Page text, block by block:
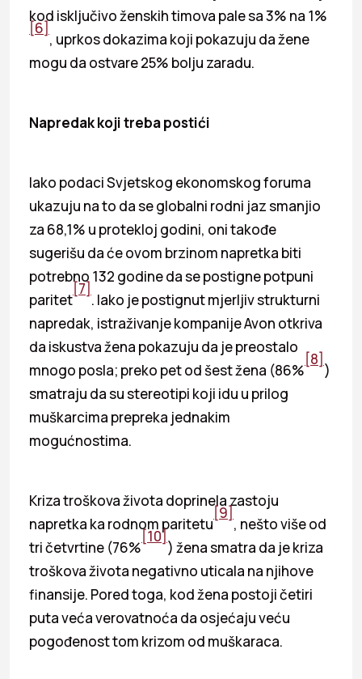
kod isključivo ženskih timova pale sa 3% na 1%
[6]
, uprkos dokazima koji pokazuju da žene
mogu da ostvare 25% bolju zaradu.
Napredak koji treba postići
Iako podaci Svjetskog ekonomskog foruma
ukazuju na to da se globalni rodni jaz smanjio
za 68,1% u protekloj godini, oni takođe
sugerišu da će ovom brzinom napretka biti
potrebno 132 godine da se postigne potpuni
paritet
[7]
. Iako je postignut mjerljiv strukturni
napredak, istraživanje kompanije Avon otkriva
da iskustva žena pokazuju da je preostalo
mnogo posla; preko pet od šest žena (86%
[8]
)
smatraju da su stereotipi koji idu u prilog
muškarcima prepreka jednakim
mogućnostima.
Kriza troškova života doprinela zastoju
napretka ka rodnom paritetu
[9]
, nešto više od
tri četvrtine (76%
[10]
) žena smatra da je kriza
troškova života negativno uticala na njihove
finansije. Pored toga, kod žena postoji četiri
puta veća verovatnoća da osjećaju veću
pogođenost tom krizom od muškaraca.